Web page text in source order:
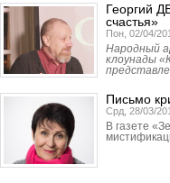
Георгий
счастья»
Пон, 02/04/
Народный
клоунады
Письмо
Срд, 28/03/
В газете